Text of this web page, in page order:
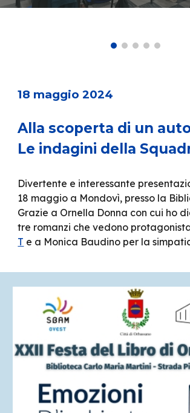
18 maggio 2024
Alla scoperta di un
Le indagini della
Divertente e interessante
18 maggio a Mondovì, presso la
Grazie a Ornella Donna con cui ho
tre romanzi che vedono
T e a Monica Baudino per la